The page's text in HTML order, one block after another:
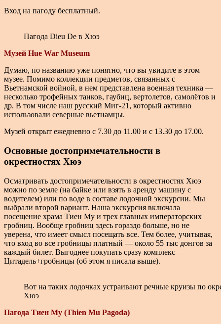
Вход на пагоду бесплатный.
Пагода Dieu De в Хюэ
Музей Hue War Museum
Думаю, по названию уже понятно, что вы увидите в этом
музее. Помимо коллекции предметов, связанных с
Вьетнамской войной, в нем представлена военная техника —
несколько трофейных танков, гаубиц, вертолетов, самолётов и
др. В том числе наш русский Миг-21, который активно
использовали северные вьетнамцы.
Музей открыт ежедневно с 7.30 до 11.00 и с 13.30 до 17.00.
Основные достопримечательности в
окрестностях Хюэ
Осматривать достопримечательности в окрестностях Хюэ
можно по земле (на байке или взять в аренду машину с
водителем) или по воде в составе лодочной экскурсии. Мы
выбрали второй вариант. Наша экскурсия включала
посещение храма Тиен Му и трех главных императорских
гробниц. Вообще гробниц здесь гораздо больше, но не
уверена, что имеет смысл посещать все. Тем более, учитывая,
что вход во все гробницы платный — около 55 тыс донгов за
каждый билет. Выгоднее покупать сразу комплекс —
Цитадель+гробницы (об этом я писала выше).
Вот на таких лодочках устраивают речные круизы по
Хюэ
Пагода Тиен Му (Thien Mu Pagoda)